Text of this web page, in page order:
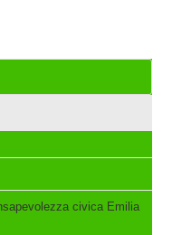
civica Emilia